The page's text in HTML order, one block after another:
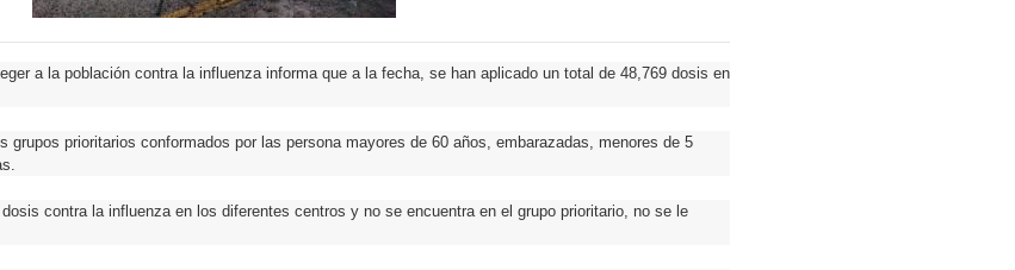
a la población contra la influenza informa que a la fecha, se han aplicado un total de 48,769 dosis en
grupos prioritarios conformados por las persona mayores de 60 años, embarazadas, menores de 5
contra la influenza en los diferentes centros y no se encuentra en el grupo prioritario, no se le